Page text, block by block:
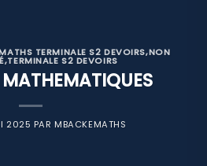
TERMINALE S2 DEVOIRS,NON
,TERMINALE S2 DEVOIRS
2025 PARMBACKEMATHS